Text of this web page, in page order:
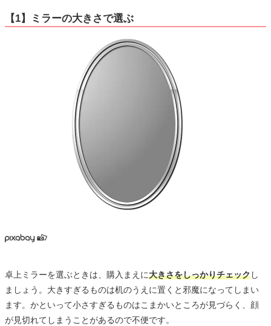
【1】ミラーの大きさで選ぶ
卓上ミラーを選ぶときは、購入まえに大きさをしっかりチェックし
ましょう。大きすぎるものは机のうえに置くと邪魔になってしまい
ます。かといって小さすぎるものはこまかいところが見づらく、顔
が見切れてしまうことがあるので不便です。